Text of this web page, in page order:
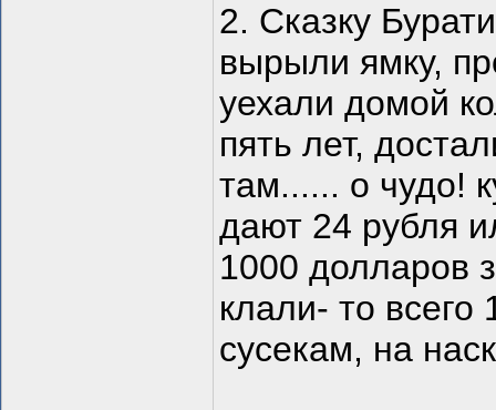
2. Сказку
вырыли ямку,
уехали домой
пять лет,
там...... о чудо!
дают 24 рубля
1000 долларов
клали- то
сусекам, на